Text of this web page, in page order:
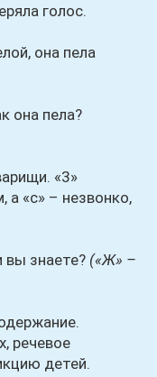
голос.
она пела
она пела?
«3»
а «с» – незвонко,
знаете? («Ж» –
речевое
детей.